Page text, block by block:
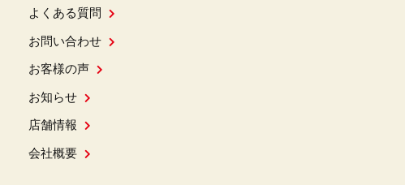
よくある質問
お問い合わせ
お客様の声
お知らせ
店舗情報
会社概要